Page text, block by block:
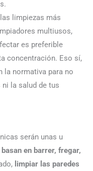
limpiezas más
multiusos,
es preferible
concentración. Eso sí,
la normativa para no
la salud de tus
serán unas u
en barrer, fregar,
limpiar las paredes